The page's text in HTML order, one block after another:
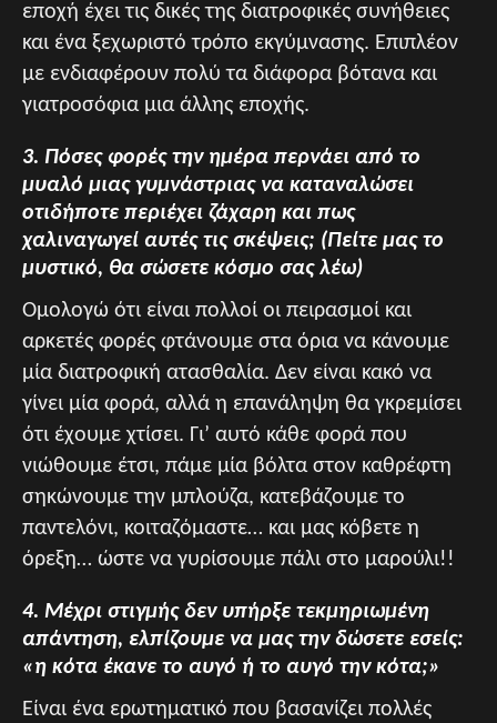
εποχή έχει τις δικές της διατροφικές συνήθειες
και ένα ξεχωριστό τρόπο εκγύμνασης. Επιπλέον
με ενδιαφέρουν πολύ τα διάφορα βότανα και
γιατροσόφια μια άλλης εποχής.
3. Πόσες φορές την ημέρα περνάει από το
μυαλό μιας γυμνάστριας να καταναλώσει
οτιδήποτε περιέχει ζάχαρη και πως
χαλιναγωγεί αυτές τις σκέψεις; (Πείτε μας το
μυστικό, θα σώσετε κόσμο σας λέω)
Ομολογώ ότι είναι πολλοί οι πειρασμοί και
αρκετές φορές φτάνουμε στα όρια να κάνουμε
μία διατροφική ατασθαλία. Δεν είναι κακό να
γίνει μία φορά, αλλά η επανάληψη θα γκρεμίσει
ότι έχουμε χτίσει. Γι’ αυτό κάθε φορά που
νιώθουμε έτσι, πάμε μία βόλτα στον καθρέφτη
σηκώνουμε την μπλούζα, κατεβάζουμε το
παντελόνι, κοιταζόμαστε… και μας κόβετε η
όρεξη… ώστε να γυρίσουμε πάλι στο μαρούλι!!
4. Μέχρι στιγμής δεν υπήρξε τεκμηριωμένη
απάντηση, ελπίζουμε να μας την δώσετε εσείς:
«η κότα έκανε το αυγό ή το αυγό την κότα;»
Είναι ένα ερωτηματικό που βασανίζει πολλές